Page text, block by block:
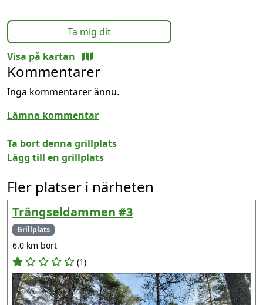
Ta mig dit
Visa på kartan
Kommentarer
Inga kommentarer ännu.
Lämna kommentar
Ta bort denna grillplats
Lägg till en grillplats
Fler platser i närheten
Trängseldammen #3
Grillplats
6.0 km bort
(1)